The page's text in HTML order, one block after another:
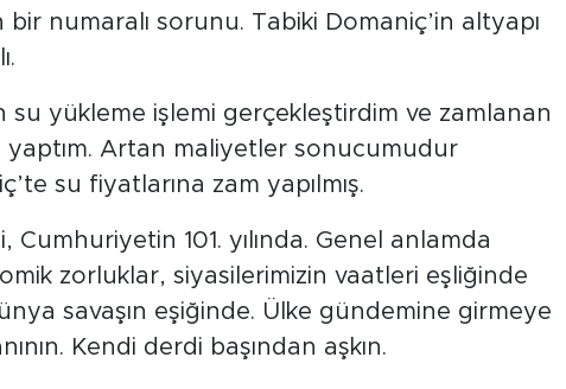
numaralı sorunu. Tabiki Domaniç’in altyapı
yükleme işlemi gerçekleştirdim ve zamlanan
yaptım. Artan maliyetler sonucumudur
su fiyatlarına zam yapılmış.
Cumhuriyetin 101. yılında. Genel anlamda
zorluklar, siyasilerimizin vaatleri eşliğinde
savaşın eşiğinde. Ülke gündemine girmeye
Kendi derdi başından aşkın.